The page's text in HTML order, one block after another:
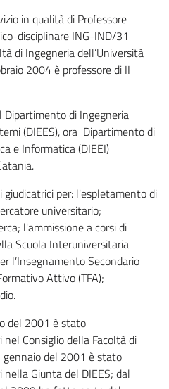
in qualità di Professore
disciplinare ING-IND/31
di Ingegneria dell’Università
2004 è professore di II
Dipartimento di Ingegneria
(DIEES), ora Dipartimento di
e Informatica (DIEEI)
per: l'espletamento di
universitario;
l'ammissione a corsi di
Scuola Interuniversitaria
l’Insegnamento Secondario
Attivo (TFA);
del 2001 è stato
Consiglio della Facoltà di
del 2001 è stato
Giunta del DIEES; dal